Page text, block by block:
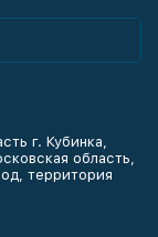
г. Кубинка,
область,
территория